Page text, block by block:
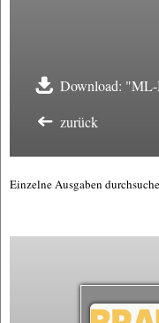
Download: "ML-
zurück
Einzelne Ausgaben